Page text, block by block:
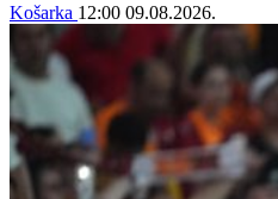
Košarka 12:00 09.08.2026.